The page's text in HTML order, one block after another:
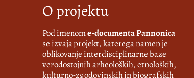
O projektu
Pod imenome-documenta Pannonica
se izvaja projekt, katerega namen je
oblikovanje interdisciplinarne baze
verodostojnih arheoloških, etnoloških,
kulturno-zgodovinskih in biografskih